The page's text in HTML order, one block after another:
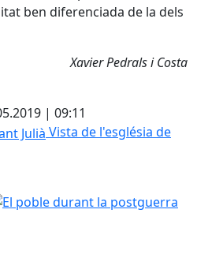
ben diferenciada de la dels
Xavier Pedrals i Costa
| 09:11
Julià
Vista de l'església de
poble durant la postguerra